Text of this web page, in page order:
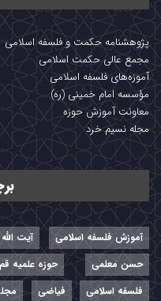
پژوهشنامه حکمت و فلسفه اسلامی
مجمع عالی حکمت اسلامی
آموزه‌های فلسفه اسلامی
مؤسسه امام خمینی (ره)
معاونت آموزش حوزه
مجله نسیم خرد
آموزش فلسفه اسلامی آیت
حسن معلمی
حوزه علمیه قم
فلسفه اسلامی
فیاضی